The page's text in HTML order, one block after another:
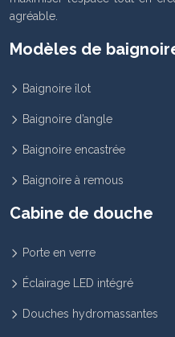
agréable.
Modèles de
Baignoire îlot
Baignoire d’angle
Baignoire encastrée
Baignoire à remous
Cabine de douche
Porte en verre
Éclairage LED intégré
Douches hydromassantes